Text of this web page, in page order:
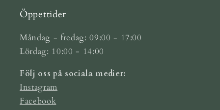
Öppettider
Måndag - fredag: 09:00 - 17:00
Lördag: 10:00 - 14:00
Följ oss på sociala medier:
Instagram
Facebook